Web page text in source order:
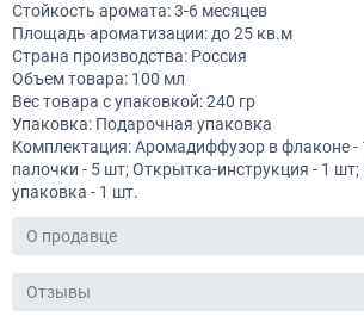
Стойкость аромата: 3-6 месяцев
Площадь ароматизации: до 25 кв.м
Страна производства: Россия
Объем товара: 100 мл
Вес товара с упаковкой: 240 гр
Упаковка: Подарочная упаковка
Комплектация: Аромадиффузор в флаконе
палочки - 5 шт; Открытка-инструкция - 1
упаковка - 1 шт.
О продавце
Отзывы